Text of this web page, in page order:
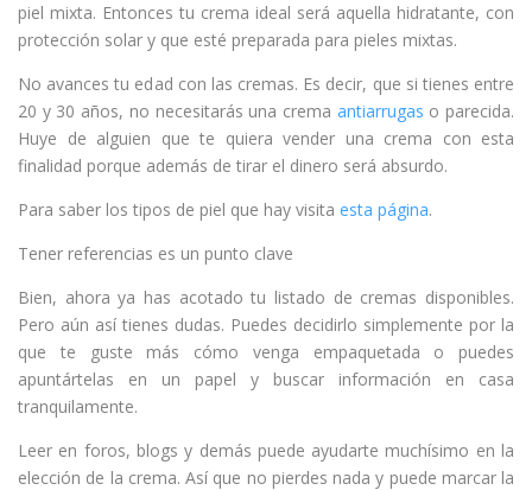
piel mixta. Entonces tu crema ideal será aquella hidratante, con
protección solar y que esté preparada para pieles mixtas.
No avances tu edad con las cremas. Es decir, que si tienes entre
20 y 30 años, no necesitarás una crema antiarrugas o parecida.
Huye de alguien que te quiera vender una crema con esta
finalidad porque además de tirar el dinero será absurdo.
Para saber los tipos de piel que hay visita esta página.
Tener referencias es un punto clave
Bien, ahora ya has acotado tu listado de cremas disponibles.
Pero aún así tienes dudas. Puedes decidirlo simplemente por la
que te guste más cómo venga empaquetada o puedes
apuntártelas en un papel y buscar información en casa
tranquilamente.
Leer en foros, blogs y demás puede ayudarte muchísimo en la
elección de la crema. Así que no pierdes nada y puede marcar la